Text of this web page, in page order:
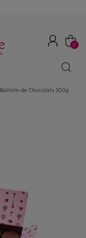
0
Ballotin de Chocolats 300g